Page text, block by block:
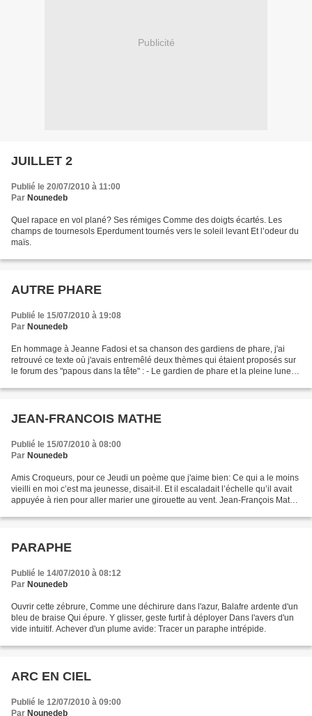
Publicité
JUILLET 2
Publié le 20/07/2010 à 11:00
Par Nounedeb
Quel rapace en vol plané? Ses rémiges Comme des doigts écartés. Les
champs de tournesols Eperdument tournés vers le soleil levant Et l’odeur du
maïs.
AUTRE PHARE
Publié le 15/07/2010 à 19:08
Par Nounedeb
En hommage à Jeanne Fadosi et sa chanson des gardiens de phare, j'ai
retrouvé ce texte où j'avais entremêlé deux thèmes qui étaient proposés sur
le forum des "papous dans la tête" : - Le gardien de phare et la pleine lune -
JEAN-FRANCOIS MATHE
Publié le 15/07/2010 à 08:00
Par Nounedeb
Amis Croqueurs, pour ce Jeudi un poème que j'aime bien: Ce qui a le moins
vieilli en moi c’est ma jeunesse, disait-il. Et il escaladait l’échelle qu’il avait
appuyée à rien pour aller marier une girouette au vent. Jean-François Mathé
PARAPHE
Publié le 14/07/2010 à 08:12
Par Nounedeb
Ouvrir cette zébrure, Comme une déchirure dans l'azur, Balafre ardente d'un
bleu de braise Qui épure. Y glisser, geste furtif à déployer Dans l'avers d'un
vide intuitif. Achever d'un plume avide: Tracer un paraphe intrépide.
ARC EN CIEL
Publié le 12/07/2010 à 09:00
Par Nounedeb